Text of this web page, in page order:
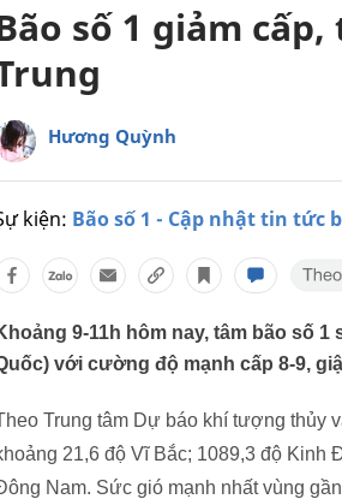
số 1 giảm
Hương Quỳnh
kiện: Bão số 1 - Cập nhật tin tức
9-11h hôm nay, tâm bão số
với cường độ mạnh cấp 8-9,
Trung tâm Dự báo khí tượng thủy
21,6 độ Vĩ Bắc; 1089,3 độ Kinh
Nam. Sức gió mạnh nhất vùng